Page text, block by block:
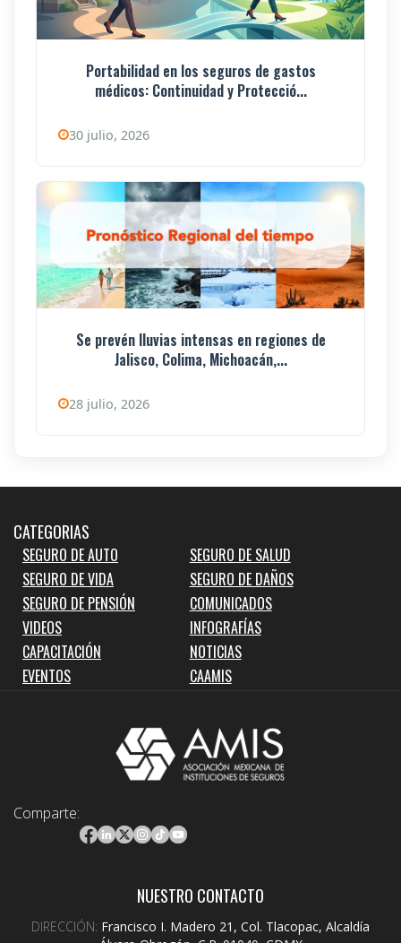
Portabilidad en los seguros de gastos
médicos: Continuidad y Protecció...
30 julio, 2026
Se prevén lluvias intensas en regiones de
Jalisco, Colima, Michoacán,...
28 julio, 2026
CATEGORIAS
SEGURO DE AUTO
SEGURO DE SALUD
SEGURO DE VIDA
SEGURO DE DAÑOS
SEGURO DE PENSIÓN
COMUNICADOS
VIDEOS
INFOGRAFÍAS
CAPACITACIÓN
NOTICIAS
EVENTOS
CAAMIS
Comparte:
NUESTRO CONTACTO
DIRECCIÓN: Francisco I. Madero 21, Col. Tlacopac, Alcaldía